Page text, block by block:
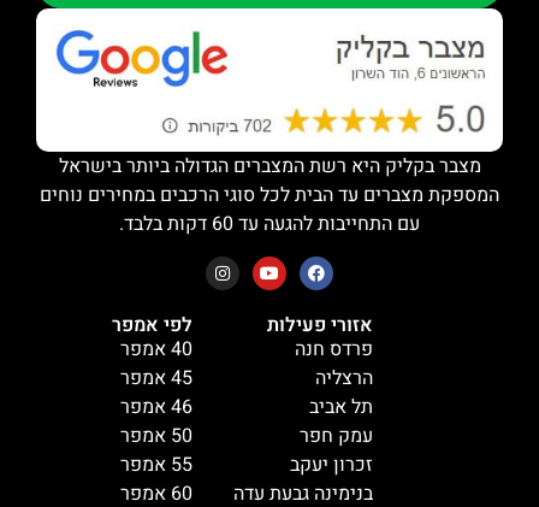
לפי אמפר
40 אמפר
45 אמפר
46 אמפר
50 אמפר
55 אמפר
60 אמפר
אזורי פעילות
פרדס חנה
הרצליה
תל אביב
עמק חפר
זכרון יעקב
בנימינה גבעת עדה
מצבר בקליק היא רשת המצברים הגדולה ביותר בישראל
המספקת מצברים עד הבית לכל סוגי הרכבים במחירים נוחים
עם התחייבות להגעה עד 60 דקות בלבד.